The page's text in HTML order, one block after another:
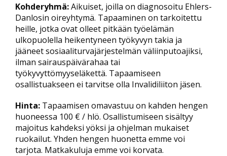
Kohderyhmä:Aikuiset, joilla on diagnosoitu Ehlers-
Danlosin oireyhtymä. Tapaaminen on tarkoitettu
heille, jotka ovat olleet pitkään työelämän
ulkopuolella heikentyneen työkyvyn takia ja
jääneet sosiaaliturvajärjestelmän väliinputoajiksi,
ilman sairauspäivärahaa tai
työkyvyttömyyseläkettä. Tapaamiseen
osallistuakseen ei tarvitse olla Invalidiliiton jäsen.
Hinta: Tapaamisen omavastuu on kahden hengen
huoneessa 100 € / hlö. Osallistumiseen sisältyy
majoitus kahdeksi yöksi ja ohjelman mukaiset
ruokailut. Yhden hengen huonetta emme voi
tarjota. Matkakuluja emme voi korvata.